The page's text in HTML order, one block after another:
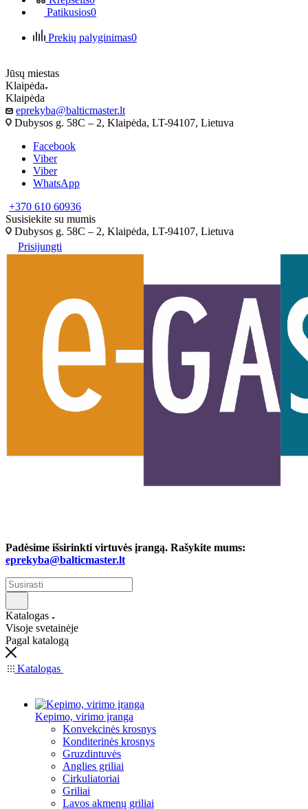
Patikusios0
Prekių palyginimas0
Jūsų miestas
Klaipėda
Klaipėda
eprekyba@balticmaster.lt
Dubysos g. 58C – 2, Klaipėda, LT-94107, Lietuva
Facebook
Viber
Viber
WhatsApp
+370 610 60936
Susisiekite su mumis
Dubysos g. 58C – 2, Klaipėda, LT-94107, Lietuva
Prisijungti
Padėsime išsirinkti virtuvės įrangą. Rašykite mums:
eprekyba@balticmaster.lt
Katalogas
Visoje svetainėje
Pagal katalogą
Katalogas
Kepimo, virimo įranga
Konvekcinės krosnys
Konditerinės krosnys
Gruzdintuvės
Anglies griliai
Cirkuliatoriai
Griliai
Lavos akmenų griliai